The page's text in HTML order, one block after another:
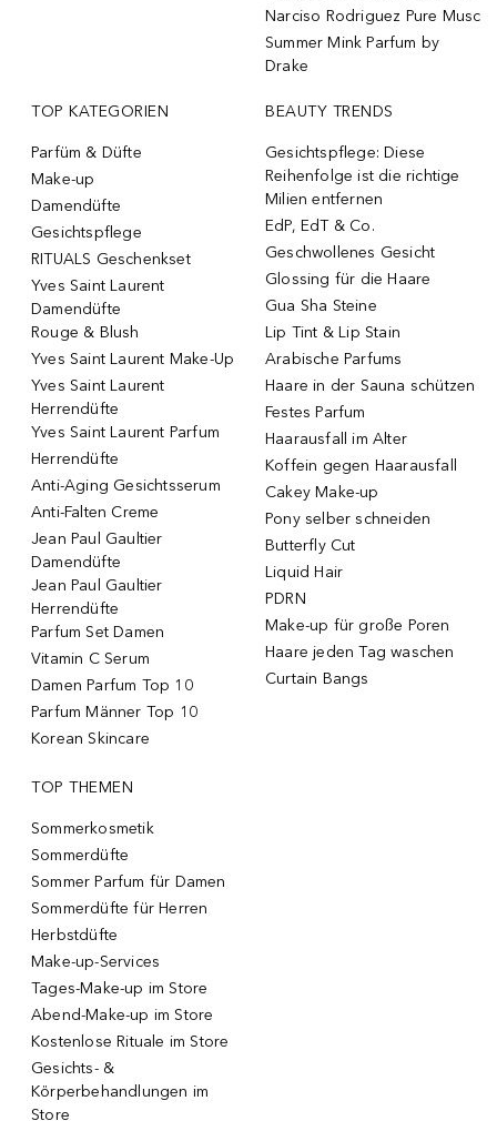
Narciso Rodriguez Pure Musc
Summer Mink Parfum by
Drake
TOP KATEGORIEN
Parfüm & Düfte
Make-up
Damendüfte
Gesichtspflege
RITUALS Geschenkset
Yves Saint Laurent
Damendüfte
Rouge & Blush
Yves Saint Laurent Make-Up
Yves Saint Laurent
Herrendüfte
Yves Saint Laurent Parfum
Herrendüfte
Anti-Aging Gesichtsserum
Anti-Falten Creme
Jean Paul Gaultier
Damendüfte
Jean Paul Gaultier
Herrendüfte
Parfum Set Damen
Vitamin C Serum
Damen Parfum Top 10
Parfum Männer Top 10
Korean Skincare
BEAUTY TRENDS
Gesichtspflege: Diese
Reihenfolge ist die richtige
Milien entfernen
EdP, EdT & Co.
Geschwollenes Gesicht
Glossing für die Haare
Gua Sha Steine
Lip Tint & Lip Stain
Arabische Parfums
Haare in der Sauna schützen
Festes Parfum
Haarausfall im Alter
Koffein gegen Haarausfall
Cakey Make-up
Pony selber schneiden
Butterfly Cut
Liquid Hair
PDRN
Make-up für große Poren
Haare jeden Tag waschen
Curtain Bangs
TOP THEMEN
Sommerkosmetik
Sommerdüfte
Sommer Parfum für Damen
Sommerdüfte für Herren
Herbstdüfte
Make-up-Services
Tages-Make-up im Store
Abend-Make-up im Store
Kostenlose Rituale im Store
Gesichts- &
Körperbehandlungen im
Store